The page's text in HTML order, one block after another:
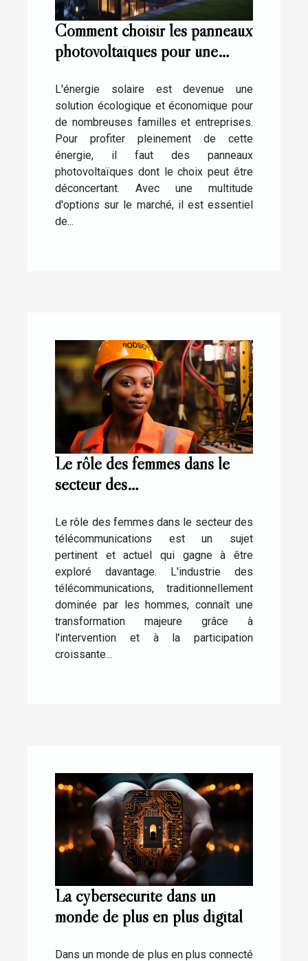
Comment choisir les panneaux
photovoltaïques pour une
L'énergie solaire est devenue une
solution écologique et économique pour
de nombreuses familles et entreprises.
Pour profiter pleinement de cette
énergie, il faut des panneaux
photovoltaïques dont le choix peut être
déconcertant. Avec une multitude
d'options sur le marché, il est essentiel
de...
Le rôle des femmes dans le
secteur des
d'Elisabeth Medou Badang
Le rôle des femmes dans le secteur des
télécommunications est un sujet
pertinent et actuel qui gagne à être
exploré davantage. L'industrie des
télécommunications, traditionnellement
dominée par les hommes, connaît une
transformation majeure grâce à
l'intervention et à la participation
croissante...
La cybersécurité dans un
monde de plus en plus digital
Dans un monde de plus en plus connecté